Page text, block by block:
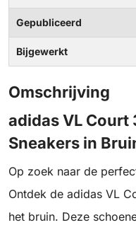
Gepubliceerd
Bijgewerkt
Omschrijving
adidas VL Court
Sneakers in
Op zoek naar de
Ontdek de adidas VL
het bruin. Deze